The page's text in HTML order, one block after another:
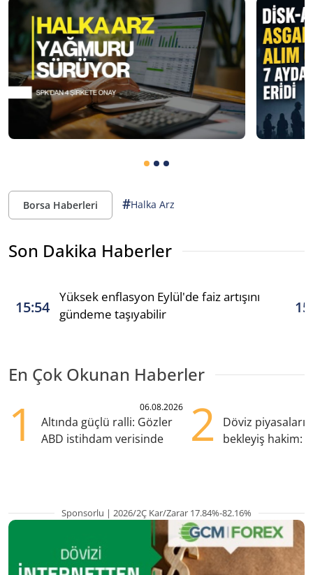
Borsa Haberleri #Halka Arz
Son Dakika Haberler
15:54
Yüksek enflasyon Eylül'de faiz artışını
gündeme taşıyabilir
En Çok Okunan Haberler
1 06.08.2026
Altında güçlü ralli: Gözler
ABD istihdam verisinde
2
Döviz
bekleyiş hakim:
Sponsorlu | 2026/2Ç Kar/Zarar 17.84%-82.16%